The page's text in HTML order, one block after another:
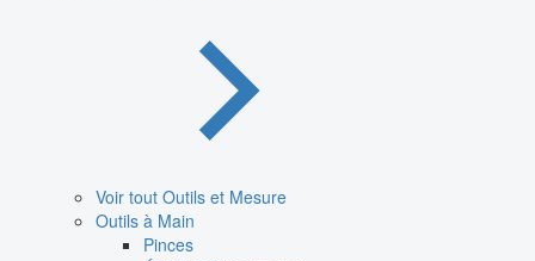
Voir tout Outils et Mesure
Outils à Main
Pinces